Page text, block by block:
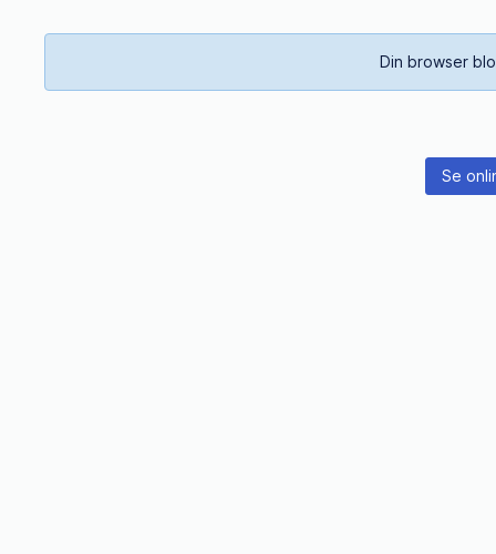
Din browser
Se